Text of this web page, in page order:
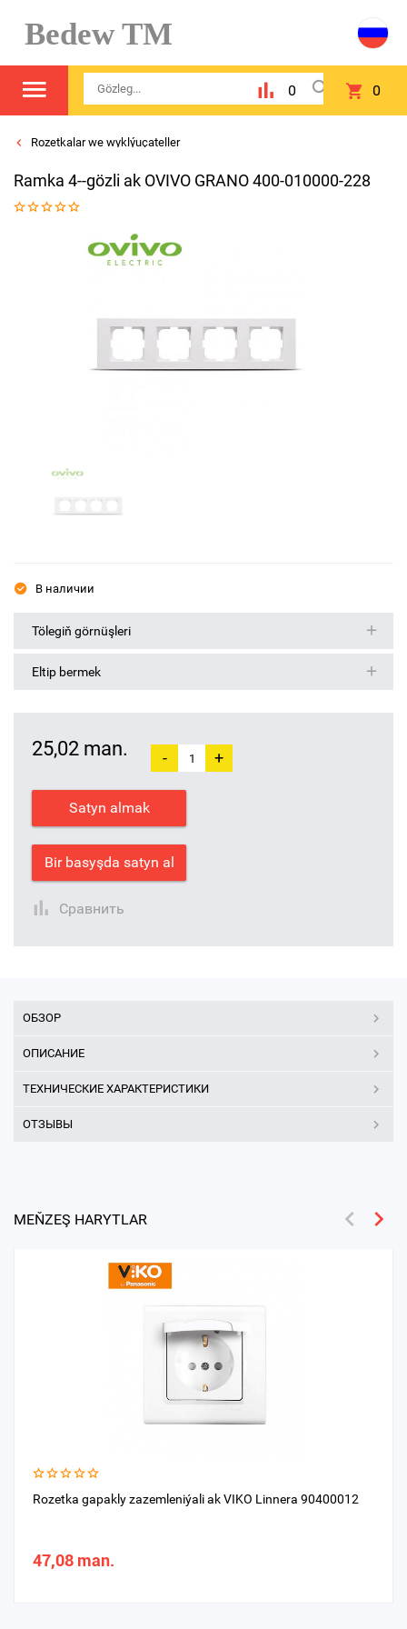
Bedew TM
0 0
Rozetkalar we wyklýuçateller
Ramka 4--gözli ak OVIVO GRANO 400-010000-228
В наличии
Tölegiň görnüşleri
Eltip bermek
25,02 man. - +
Satyn almak
Bir basyşda satyn al
Сравнить
ОБЗОР
ОПИСАНИЕ
ТЕХНИЧЕСКИЕ ХАРАКТЕРИСТИКИ
ОТЗЫВЫ
MEŇZEŞ HARYTLAR
Rozetka gapakly zazemleniýali ak VIKO Linnera 90400012
47,08 man.